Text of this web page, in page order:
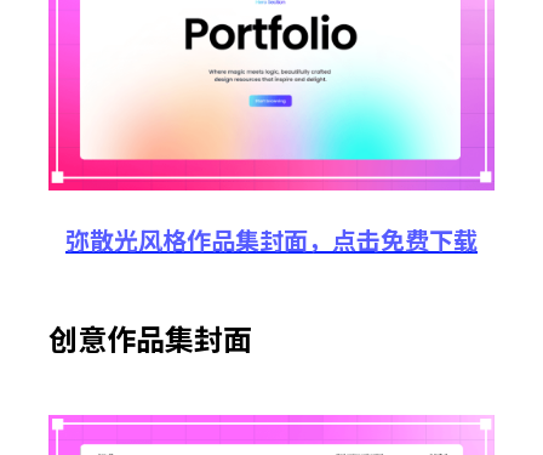
弥散光风格作品集封面， 点击免费下载
创意作品集封面